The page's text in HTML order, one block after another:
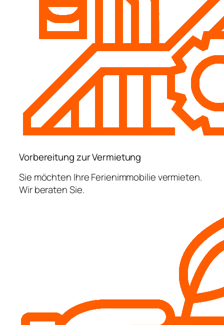
Vorbereitung zur Vermietung
Sie möchten Ihre Ferienimmobilie vermieten.
Wir beraten Sie.